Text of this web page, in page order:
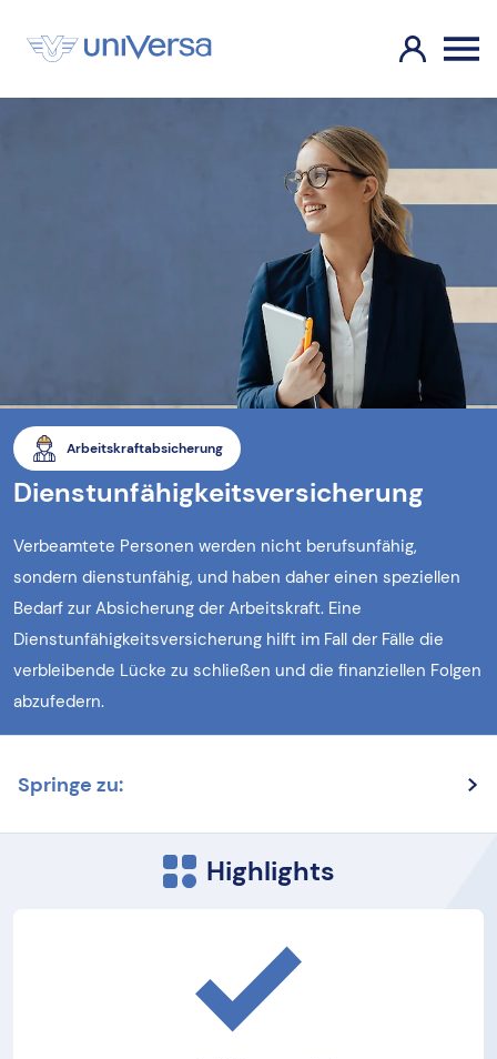
Arbeitskraftabsicherung
Dienstunfähigkeitsversicherung
Verbeamtete Personen werden nicht berufsunfähig,
sondern dienstunfähig, und haben daher einen speziellen
Bedarf zur Absicherung der Arbeitskraft. Eine
Dienstunfähigkeitsversicherung hilft im Fall der Fälle die
verbleibende Lücke zu schließen und die finanziellen Folgen
abzufedern.
Springe zu:
Highlights